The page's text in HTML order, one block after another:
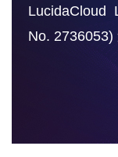
LucidaCloud
No. 2736053)